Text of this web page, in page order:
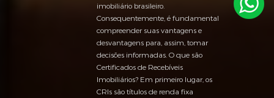
imobiliário brasileiro.
Consequentemente, é fundamental
compreender suas vantagens e
desvantagens para, assim, tomar
decisões informadas. O que são
Certificados de Recebíveis
Imobiliários? Em primeiro lugar, os
CRIs são títulos de renda fixa